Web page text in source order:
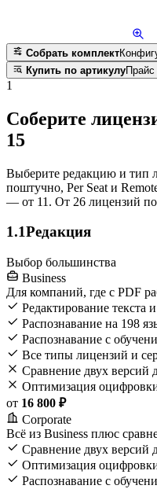
Собрать комплект
Купить по артикулуПрайс
1
Соберите
15
Выберите редакцию и тип
поштучно, Per Seat и
— от 11. От 26 лицензий
1.1Редакция
Выбор большинства
Business
Для компаний, где с PDF
Редактирование текста
Распознавание на 198
Распознавание с
Все типы лицензий и
Сравнение двух версий
Оптимизация
от 16 800 ₽
Corporate
Всё из Business плюс
Сравнение двух версий
Оптимизация
Распознавание с